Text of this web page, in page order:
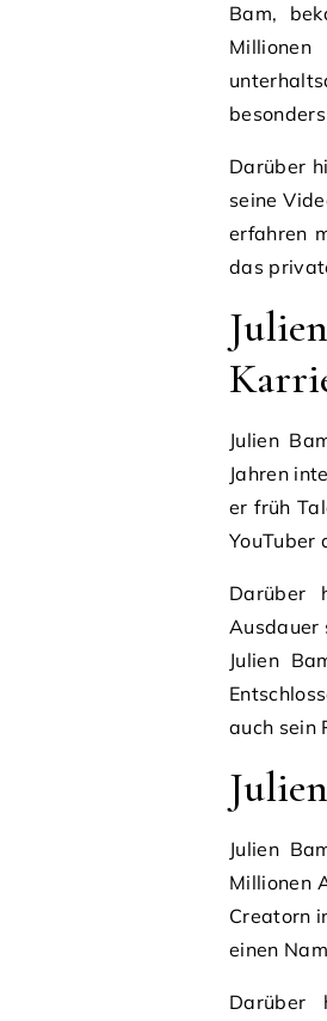
Bam,
Darüber
seine
erfahren
das
Julien
Jahren
er früh
YouTuber
Darüber
Ausdauer
Julien
auch sein
Julien
Millionen
Creatorn
einen
Darüber